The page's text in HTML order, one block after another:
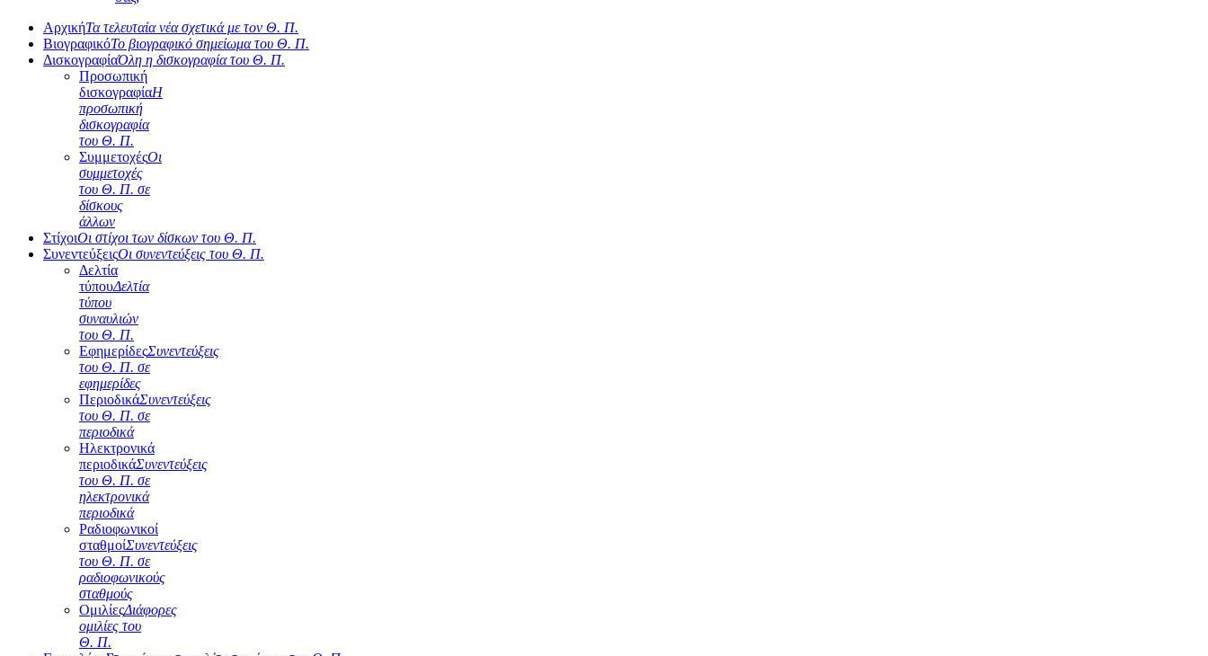
ΑρχικήΤα τελευταία νέα σχετικά με τον Θ. Π.
ΒιογραφικόΤο βιογραφικό σημείωμα του Θ. Π.
ΔισκογραφίαΌλη η δισκογραφία του Θ. Π.
Προσωπική
δισκογραφίαΗ
προσωπική
δισκογραφία
του Θ. Π.
ΣυμμετοχέςΟι
συμμετοχές
του Θ. Π. σε
δίσκους
άλλων
ΣτίχοιΟι στίχοι των δίσκων του Θ. Π.
ΣυνεντεύξειςΟι συνεντεύξεις του Θ. Π.
Δελτία
τύπουΔελτία
τύπου
συναυλιών
του Θ. Π.
ΕφημερίδεςΣυνεντεύξεις
του Θ. Π. σε
εφημερίδες
ΠεριοδικάΣυνεντεύξεις
του Θ. Π. σε
περιοδικά
Ηλεκτρονικά
περιοδικάΣυνεντεύξεις
του Θ. Π. σε
ηλεκτρονικά
περιοδικά
Ραδιοφωνικοί
σταθμοίΣυνεντεύξεις
του Θ. Π. σε
ραδιοφωνικούς
σταθμούς
ΟμιλίεςΔιάφορες
ομιλίες του
Θ. Π.